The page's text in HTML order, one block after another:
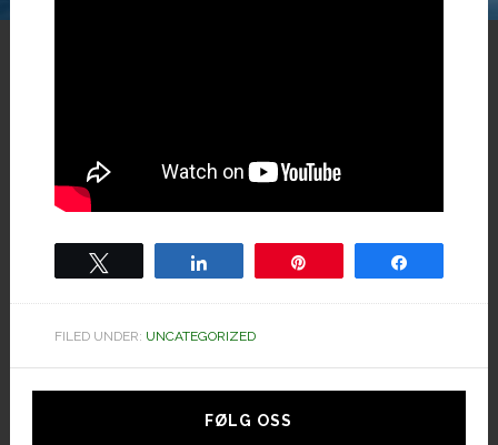
FILED UNDER: UNCATEGORIZED
Hoved
FØLG OSS